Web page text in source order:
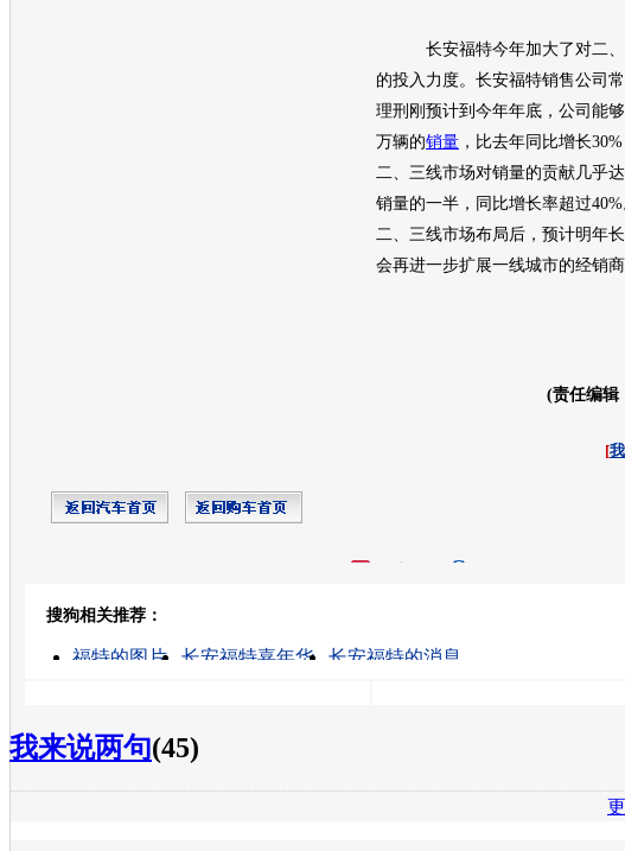
长安福特今年加大了对二
的投入力度。 长安福特销售公司
理刑刚预计到今年年底，公司能
万辆的销量 ，比去年同比增长
二、三线市场对销量的贡献几乎
销量的一半，同比增长率超过
二、三线市场布局后，预计明年
会再进一步扩展一线城市的经销商
(责任编辑
[
转发至：
搜狗相关推荐：
福特的图片 长安福特嘉年华
长安福特的消息
我来说两句(45)